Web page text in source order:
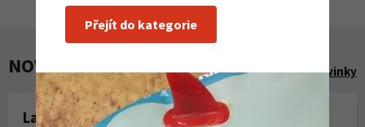
NOVINKY A AKCE Zobrazit všechny novinky
Laminování pryskyřicí a tkaninou
Přejít do kategorie